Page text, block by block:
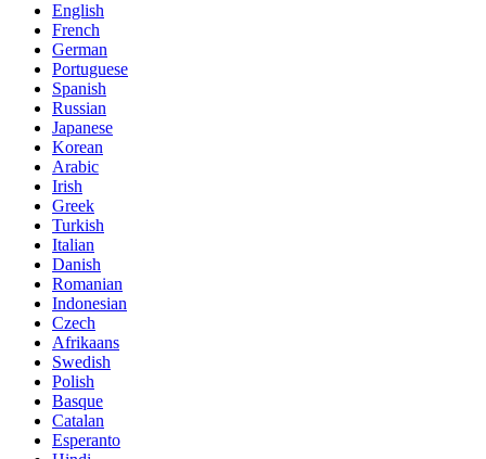
English
French
German
Portuguese
Spanish
Russian
Japanese
Korean
Arabic
Irish
Greek
Turkish
Italian
Danish
Romanian
Indonesian
Czech
Afrikaans
Swedish
Polish
Basque
Catalan
Esperanto